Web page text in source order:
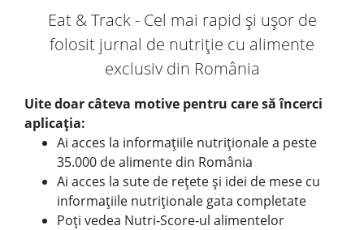
Eat & Track - Cel mai rapid și ușor de
folosit jurnal de nutriție cu alimente
exclusiv din România
Uite doar câteva motive pentru care să încerci
aplicația:
Ai acces la informațiile nutriționale a peste
35.000 de alimente din România
Ai acces la sute de rețete și idei de mese cu
informațiile nutriționale gata completate
Poți vedea Nutri-Score-ul alimentelor